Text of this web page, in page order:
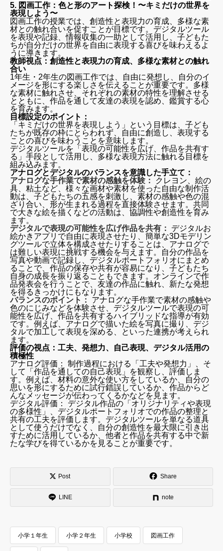
5. 図画工作：色と形のアート探検！〜キミだけの世界を
表現しよう〜
図画工作の授業では、創造性と表現力の育成、多様な素
材との触れ合いを促すことが目標です。デジタルツール
を表現や記録、情報収集の一助として活用し、子どもた
ちが自分だけの世界を自由に表現する喜びを味わえるよ
うに導きます。
教師視点：創造性と表現力の育成、多様な素材との触れ
合い
1年生・2年生の図画工作では、自由に発想し、自分のイ
メージを形にする楽しさを伝えることが重要です。多様
な素材に触れさせ、それぞれの素材の特性を理解させる
とともに、作品を通して友達の表現を認め、鑑賞する心
を育みます。
目標設定のポイント：
「キミだけの世界を表現しよう」という目標は、子ども
たちが既存の枠にとらわれず、自由に創造し、表現する
ことの喜びを味わうことを意味します。
デジタルツールを「表現の可能性を広げ、作品を共有す
る」手段として活用し、多様な表現方法に触れる目標を
組み込みます。
アナログとデジタルのバランスを意識した手立て：
アナログな手作業で素材の感触を体験：
クレヨン、絵の
具、粘土など、様々な画材や素材を使った自由な制作活
動は、子どもたちの五感を刺激し、素材の感触や色の混
ざり合い、形が生まれる過程を直接体験させます。共同
で大きな絵を描くなどの活動は、協調性や創造性を育み
ます。
デジタルで表現の可能性を広げ作品を共有：
デジタルお
絵かきアプリで自由に表現させたり、簡単な3Dモデリン
グツールで立体を構成させたりすることは、アナログで
は難しい表現に挑戦する機会を与えます。自分の作品を
写真や動画で記録し、デジタルポートフォリオにまとめ
ることで、作品の保存や共有が容易になり、子どもたち
自身の成長を振り返ることもできます。オンラインで作
品発表会を行うことで、友達の作品に触れ、新たな発想
を得るきっかけにもなります。
バランスのポイント：
アナログな手作業で素材の感触や
色のにじみなどを体験させ、デジタルツールで表現の可
能性を広げ、作品を共有するハイブリッドな指導が有効
です。例えば、アナログで描いた絵を写真に撮り、デジ
タルで加工して表現を深める、といった連携が考えられ
ます。
評価の視点：工夫、発想力、自己表現、デジタル活用の
積極性
アナログ評価： 制作過程における「工夫や発想力」、そ
して「作品を通しての自己表現」を観察し、評価しま
す。例えば、材料の意外な使い方をしているか、自分の
思いを形にするために試行錯誤しているか、作品からど
んなメッセージが伝わってくるかなどを見ます。
デジタル評価： デジタル作品の「オリジナリティや表現
の多様性」、デジタルポートフォリオでの作品の整理と
共有の工夫を評価します。デジタルツールを単なる道具
として使うだけでなく、自分の創造性を最大限に引き出
すために活用しているか、他者と作品を共有する中で新
たな学びを得ているかを見ることが重要です。
Post Share
LINE note
小学１年生 小学２年生 小学校 図画工作